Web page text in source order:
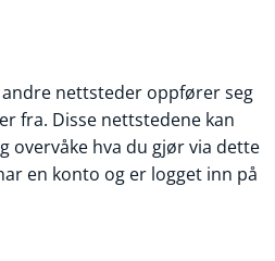
nettsteder oppfører seg
fra. Disse nettstedene kan
overvåke hva du gjør via dette
en konto og er logget inn på